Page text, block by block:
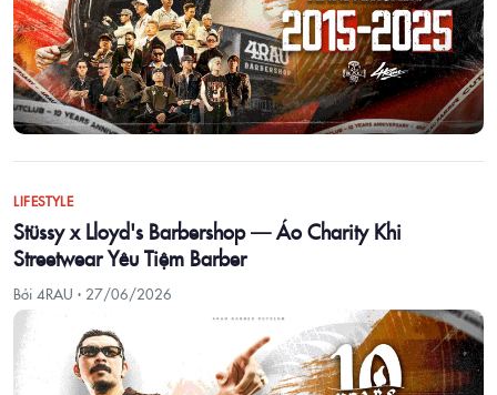
LIFESTYLE
Stüssy x Lloyd's Barbershop — Áo Charity Khi
Streetwear Yêu Tiệm Barber
Bởi 4RAU · 27/06/2026